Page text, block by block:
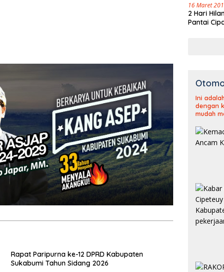
Rapat Paripurna ke-12 DPRD Kabupaten
Sukabumi Tahun Sidang 2026
16 Maret
2 Hari
Pantai
Ini
dengan
mudah